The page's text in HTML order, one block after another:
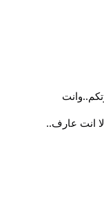
انت عارف..